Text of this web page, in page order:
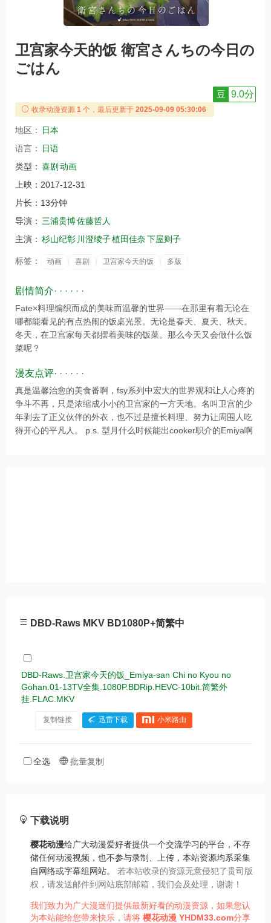
卫宫家今天的饭 衛宮さんちの今日の
ごはん
豆 9.0分
收录动漫资源 1 个，最后更新于 2025-09-09 05:30:06
地区：
日本
语言：
日语
类型： 喜剧 动画
上映： 2017-12-31
片长： 13分钟
导演： 三浦贵博佐藤哲人
主演： 杉山纪彰 川澄绫子植田佳奈下屋则子
标签： 动画 喜剧 卫宫家今天的饭 多版
剧情简介· · · · · ·
Fate×料理编织而成的美味而温馨的世界——在那里有着无论在
哪都能看见的有点热闹的饭桌光景。无论是春天、夏天、秋天。
冬天，在卫宫家每天都摆着美味的饭菜。那么今天又会做什么饭
菜呢？
漫友点评· · · · · ·
真是温馨治愈的美食番啊，fsy系列中宏大的世界观和让人心疼的
争斗不再，只是浓缩成小小的卫宫家的一方天地。名叫卫宫的少
年剥去了正义伙伴的外衣，也不过是擅长料理、努力让周围人吃
得开心的平凡人。 p.s. 型月什么时候能出cooker职介的Emiya啊
DBD-Raws MKV BD1080P+简繁中
DBD-Raws.卫宫家今天的饭_Emiya-san Chi no Kyou no
Gohan.01-13TV全集.1080P.BDRip.HEVC-10bit.简繁外
挂.FLAC.MKV
复制链接 迅雷下载 小米路由
全选 批量复制
下载说明
樱花动漫给广大动漫爱好者提供一个交流学习的平台，不存
储任何动漫视频，也不参与录制、上传，本站资源均系采集
自网络或字幕组网站。 若本站收录的资源无意侵犯了贵司版
权，请发送邮件到网站底部邮箱，我们会及处理，谢谢！
我们致力为广大漫迷们提供最新好看的动漫资源，如果您认
为本站能给您带来快乐，请将 樱花动漫 YHDM33.com分享